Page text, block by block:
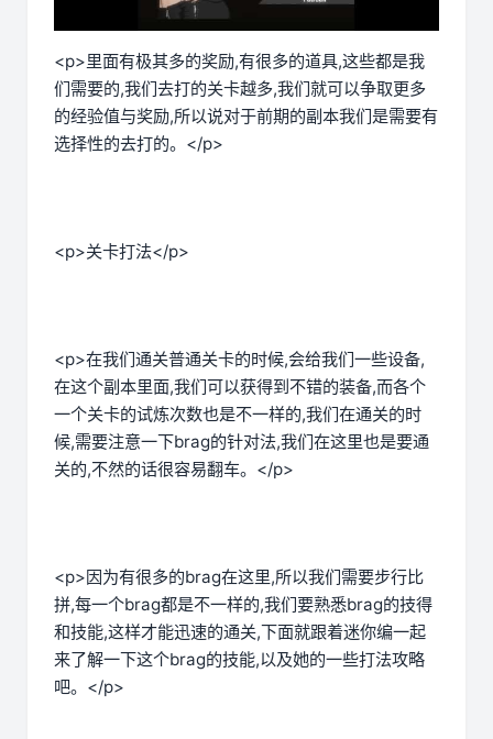
<p>里面有极其多的奖励,有很多的道具,这些都是我
们需要的,我们去打的关卡越多,我们就可以争取更多
的经验值与奖励,所以说对于前期的副本我们是需要有
选择性的去打的。</p>
<p>关卡打法</p>
<p>在我们通关普通关卡的时候,会给我们一些设备,
在这个副本里面,我们可以获得到不错的装备,而各个
一个关卡的试炼次数也是不一样的,我们在通关的时
候,需要注意一下brag的针对法,我们在这里也是要通
关的,不然的话很容易翻车。</p>
<p>因为有很多的brag在这里,所以我们需要步行比
拼,每一个brag都是不一样的,我们要熟悉brag的技得
和技能,这样才能迅速的通关,下面就跟着迷你编一起
来了解一下这个brag的技能,以及她的一些打法攻略
吧。</p>